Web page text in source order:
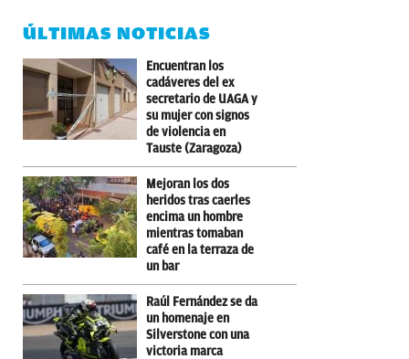
ÚLTIMAS NOTICIAS
Encuentran los
cadáveres del ex
secretario de UAGA y
su mujer con signos
de violencia en
Tauste (Zaragoza)
Mejoran los dos
heridos tras caerles
encima un hombre
mientras tomaban
café en la terraza de
un bar
Raúl Fernández se da
un homenaje en
Silverstone con una
victoria marca